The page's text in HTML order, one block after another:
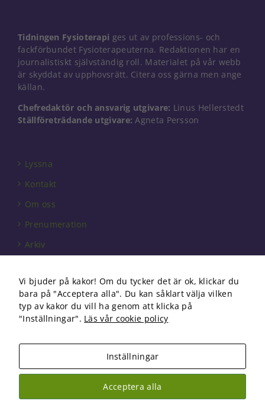
Tidningen Fysioterapi ges ut av professions- och
fackförbundet Fysioterapeuterna. Redaktionen har en
journalistiskt självständig roll. Materialet på vår webb
är skyddat av upphovsrätt. Citera oss gärna men ange
källan.
Chefredaktör och ansvarig utgivare: Linus Hellerstedt
Ställföreträdande utgivare: Agneta Persson
Lyssna
Kontakt
Om oss
Prenumeration
Arkiv
Förbundet
Om cookies
Copyright 2026 Fysioterapi | All Rights Reserved
Facebook
Instagram
Vi bjuder på kakor! Om du tycker det är ok, klickar du
bara på "Acceptera alla". Du kan såklart välja vilken
typ av kakor du vill ha genom att klicka på
"Inställningar". Läs vår cookie policy
Inställningar
Acceptera alla